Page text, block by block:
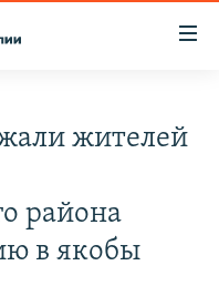
жителей
района
в якобы